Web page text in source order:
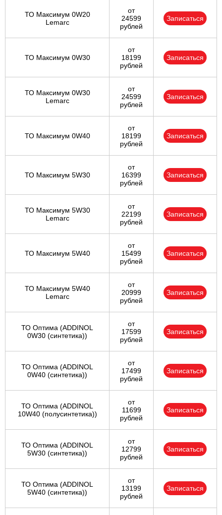
ТО Максимум 0W20
Lemarc
от
24599
рублей
Записаться
ТО Максимум 0W30
от
18199
рублей
Записаться
ТО Максимум 0W30
Lemarc
от
24599
рублей
Записаться
ТО Максимум 0W40
от
18199
рублей
Записаться
ТО Максимум 5W30
от
16399
рублей
Записаться
ТО Максимум 5W30
Lemarc
от
22199
рублей
Записаться
ТО Максимум 5W40
от
15499
рублей
Записаться
ТО Максимум 5W40
Lemarc
от
20999
рублей
Записаться
ТО Оптима (ADDINOL
0W30 (синтетика))
от
17599
рублей
Записаться
ТО Оптима (ADDINOL
0W40 (синтетика))
от
17499
рублей
Записаться
ТО Оптима (ADDINOL
10W40 (полусинтетика))
от
11699
рублей
Записаться
ТО Оптима (ADDINOL
5W30 (синтетика))
от
12799
рублей
Записаться
ТО Оптима (ADDINOL
5W40 (синтетика))
от
13199
рублей
Записаться